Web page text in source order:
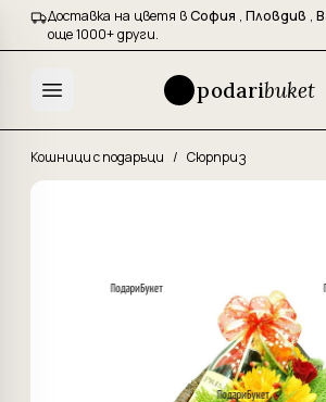
Доставка на цветя вСофия , Пловдив ,
още 1000+ други.
podaribuket
Кошници с подаръци / Сюрприз